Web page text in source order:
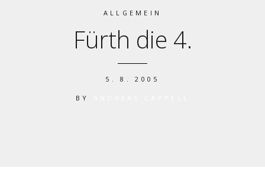
ALLGEMEIN
Fürth die 4.
5. 8. 2005
BY